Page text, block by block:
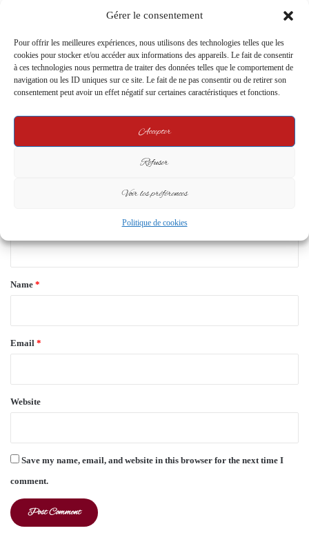
Gérer le consentement
Pour offrir les meilleures expériences, nous utilisons des technologies telles que les
cookies pour stocker et/ou accéder aux informations des appareils. Le fait de consentir
à ces technologies nous permettra de traiter des données telles que le comportement de
navigation ou les ID uniques sur ce site. Le fait de ne pas consentir ou de retirer son
consentement peut avoir un effet négatif sur certaines caractéristiques et fonctions.
Accepter
Refuser
Voir les préférences
Politique de cookies
d’année
Leave a Reply
n
*
Name *
Email *
Website
Save my name, email, and website in this browser for the next time I
comment.